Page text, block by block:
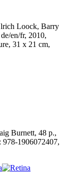
Loock, Barry
en/fr, 2010,
31 x 21 cm,
Burnett, 48 p.,
978-1906072407,